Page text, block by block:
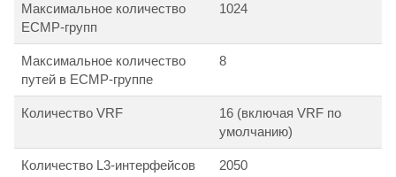
Максимальное количество
ECMP-групп
1024
Максимальное количество
путей в ECMP-группе
8
Количество VRF
16 (включая VRF по
умолчанию)
Количество L3-интерфейсов 2050